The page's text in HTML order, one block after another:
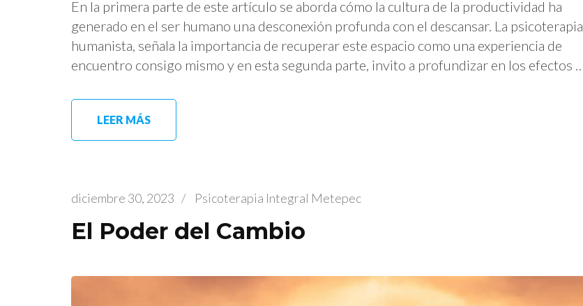
En la primera parte de este artículo se aborda cómo la cultura de la productividad ha
generado en el ser humano una desconexión profunda con el descansar. La psicoterapia
humanista, señala la importancia de recuperar este espacio como una experiencia de
encuentro consigo mismo y en esta segunda parte, invito a profundizar en los efectos …
LEER MÁS
diciembre 30, 2023 / Psicoterapia Integral Metepec
El Poder del Cambio